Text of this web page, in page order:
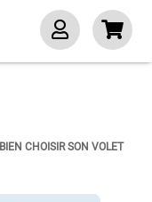
BIEN CHOISIR SON VOLET